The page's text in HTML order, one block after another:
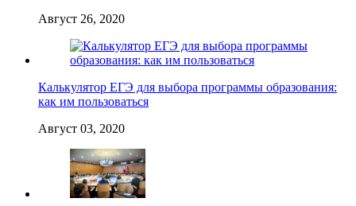
Август 26, 2020
Калькулятор ЕГЭ для выбора программы образования:
как им пользоваться
Август 03, 2020